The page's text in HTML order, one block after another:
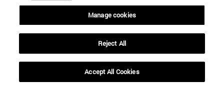
Manage cookies
Reject All
Accept All Cookies